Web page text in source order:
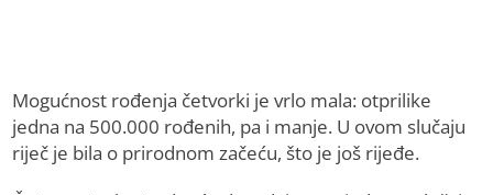
Mogućnost rođenja četvorki je vrlo mala: otprilike
jedna na 500.000 rođenih, pa i manje. U ovom slučaju
riječ je bila o prirodnom začeću, što je još rijeđe.